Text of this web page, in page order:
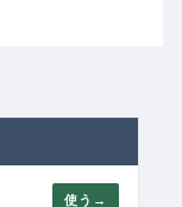
使う